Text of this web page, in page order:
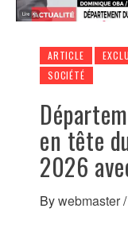
ARTICLE
SOCIÉTÉ
en tête
2026
Bywebmaster/